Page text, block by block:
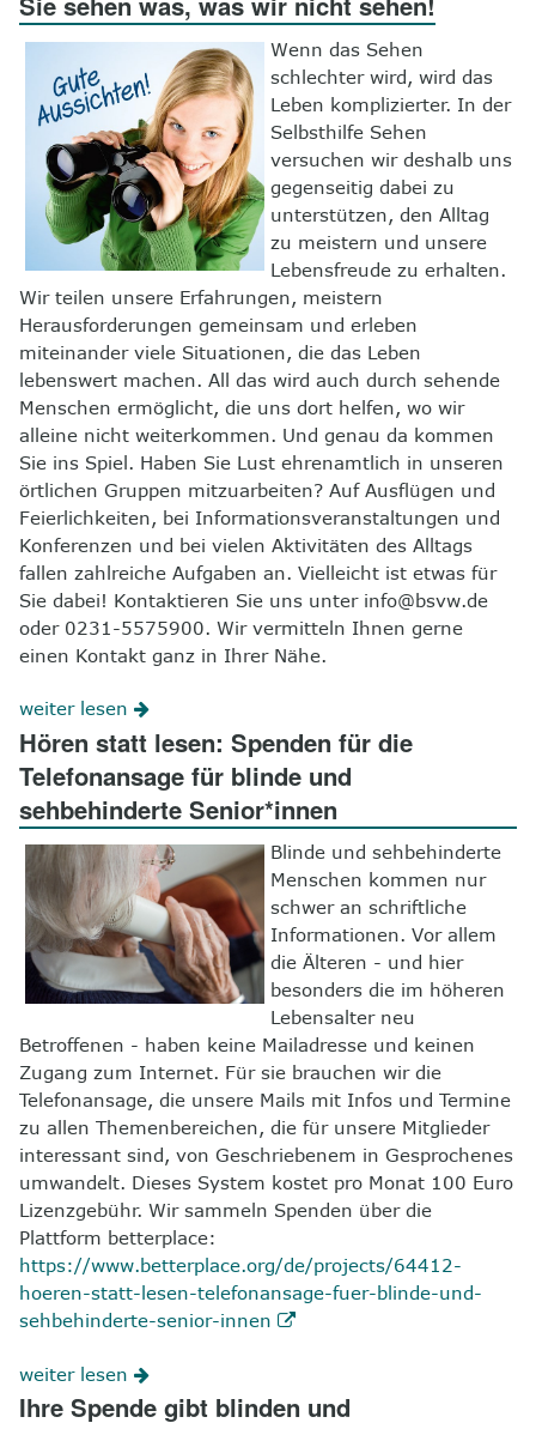
8
Kontakt
Wenn das Sehen
schlechter wird, wird das
Leben komplizierter. In der
Selbsthilfe Sehen
versuchen wir deshalb uns
gegenseitig dabei zu
unterstützen, den Alltag
zu meistern und unsere
Lebensfreude zu erhalten.
Wir teilen unsere Erfahrungen, meistern
Herausforderungen gemeinsam und erleben
miteinander viele Situationen, die das Leben
lebenswert machen. All das wird auch durch sehende
Menschen ermöglicht, die uns dort helfen, wo wir
alleine nicht weiterkommen. Und genau da kommen
Sie ins Spiel. Haben Sie Lust ehrenamtlich in unseren
örtlichen Gruppen mitzuarbeiten? Auf Ausflügen und
Feierlichkeiten, bei Informationsveranstaltungen und
Konferenzen und bei vielen Aktivitäten des Alltags
fallen zahlreiche Aufgaben an. Vielleicht ist etwas für
Sie dabei! Kontaktieren Sie uns unter info@bsvw.de
oder 0231-5575900. Wir vermitteln Ihnen gerne
einen Kontakt ganz in Ihrer Nähe.
weiter lesen
Hören statt lesen: Spenden für die
Telefonansage für blinde und
sehbehinderte Senior*innen
Blinde und sehbehinderte
Menschen kommen nur
schwer an schriftliche
Informationen. Vor allem
die Älteren - und hier
besonders die im höheren
Lebensalter neu
Betroffenen - haben keine Mailadresse und keinen
Zugang zum Internet. Für sie brauchen wir die
Telefonansage, die unsere Mails mit Infos und Termine
zu allen Themenbereichen, die für unsere Mitglieder
interessant sind, von Geschriebenem in Gesprochenes
umwandelt. Dieses System kostet pro Monat 100 Euro
Lizenzgebühr. Wir sammeln Spenden über die
Plattform betterplace:
https://www.betterplace.org/de/projects/64412-
hoeren-statt-lesen-telefonansage-fuer-blinde-und-
sehbehinderte-senior-innen
weiter lesen
Ihre Spende gibt blinden und